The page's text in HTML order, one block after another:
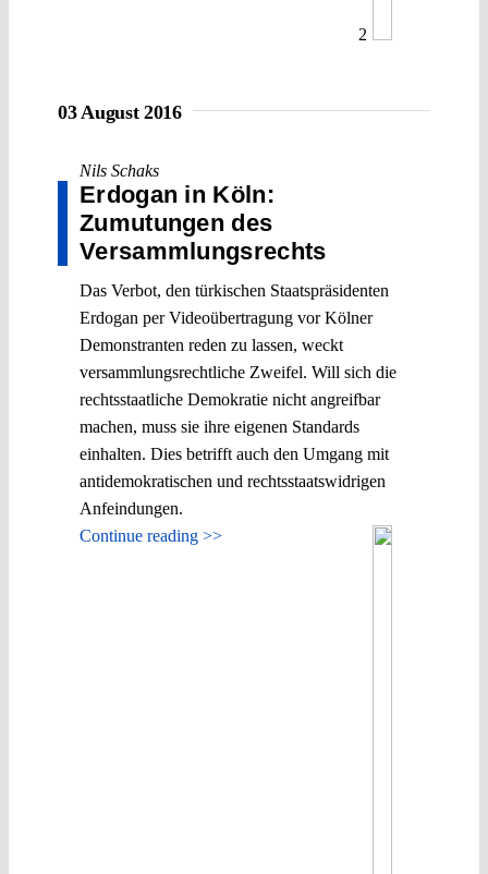
2
03 August 2016
Nils Schaks
Erdogan in Köln:
Zumutungen des
Versammlungsrechts
Das Verbot, den türkischen Staatspräsidenten
Erdogan per Videoübertragung vor Kölner
Demonstranten reden zu lassen, weckt
versammlungsrechtliche Zweifel. Will sich die
rechtsstaatliche Demokratie nicht angreifbar
machen, muss sie ihre eigenen Standards
einhalten. Dies betrifft auch den Umgang mit
antidemokratischen und rechtsstaatswidrigen
Anfeindungen.
Continue reading >>